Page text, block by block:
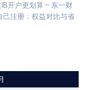
开户更划算 – 东一财
己注册：权益对比与省